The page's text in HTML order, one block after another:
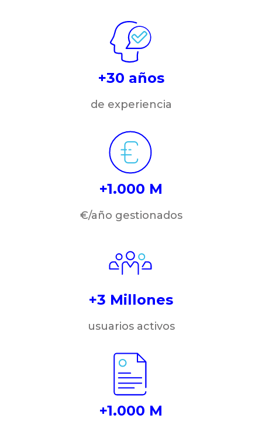
+30 años
de experiencia
+1.000 M
€/año gestionados
+3 Millones
usuarios activos
+1.000 M